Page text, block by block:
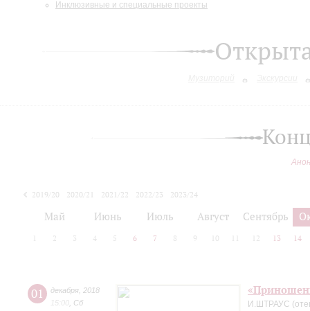
Инклюзивные и специальные проекты
2019/20 2020/21 2021/22 2022/23
2023/24
Май Июнь Июль Август Сентябрь
2 3 4 5 6 7 8 9 10 12 13 14
01 декабря 2018
15:00 Сб
И.ШТРАУС